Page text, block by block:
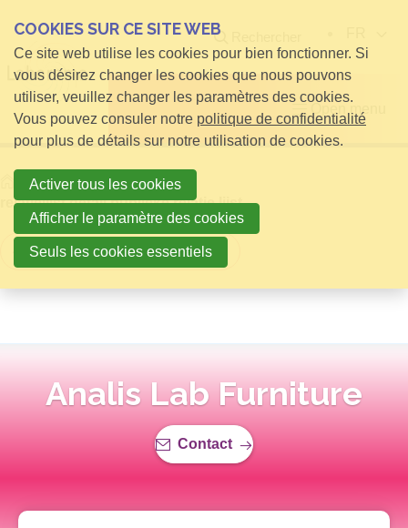
Open menu
Homeinfos pour Visiteurs
relatielijst detail publieke relatie lijst
Retour à la vue d'ensemble
Analis Lab Furniture
Contact
COOKIES SUR CE SITE WEB
Ce site web utilise les cookies pour bien fonctionner. Si
vous désirez changer les cookies que nous pouvons
utiliser, veuillez changer les paramètres des cookies.
Vous pouvez consuler notre politique de confidentialité
pour plus de détails sur notre utilisation de cookies.
Activer tous les cookies
Afficher le paramètre des cookies
Seuls les cookies essentiels